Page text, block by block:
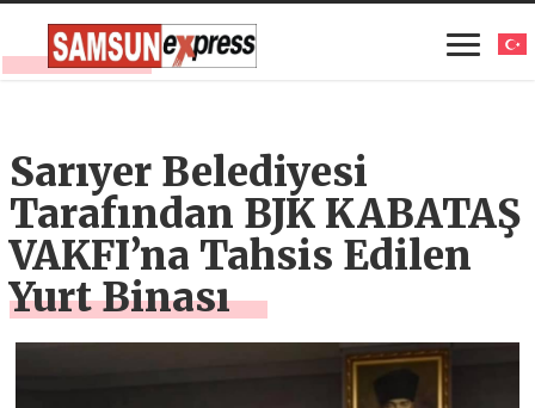
Sarıyer Belediyesi
Tarafından BJK KABATAŞ
VAKFI’na Tahsis Edilen
Yurt Binası